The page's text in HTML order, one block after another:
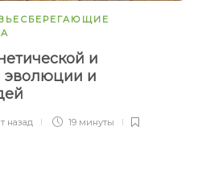
и
эволюции и
назад 19 минуты